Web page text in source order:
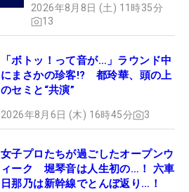
2026年8月8日 (土) 11時35分
13
「ボトッ！って音が…」ラウンド中
にまさかの珍客!? 都玲華、頭の上
のセミと“共演”
2026年8月6日 (木) 16時45分 3
女子プロたちが過ごしたオープンウ
ィーク 堀琴音は人生初の…！ 六車
日那乃は新幹線でとんぼ返り…！